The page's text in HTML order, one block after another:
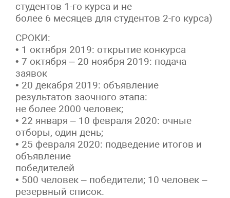
студентов 1-го курса и не
более 6 месяцев для студентов 2-го курса)
СРОКИ:
• 1 октября 2019: открытие конкурса
• 7 октября – 20 ноября 2019: подача
заявок
• 20 декабря 2019: объявление
результатов заочного этапа:
не более 2000 человек;
• 22 января – 10 февраля 2020: очные
отборы, один день;
• 25 февраля 2020: подведение итогов и
объявление
победителей
• 500 человек – победители; 10 человек –
резервный список.